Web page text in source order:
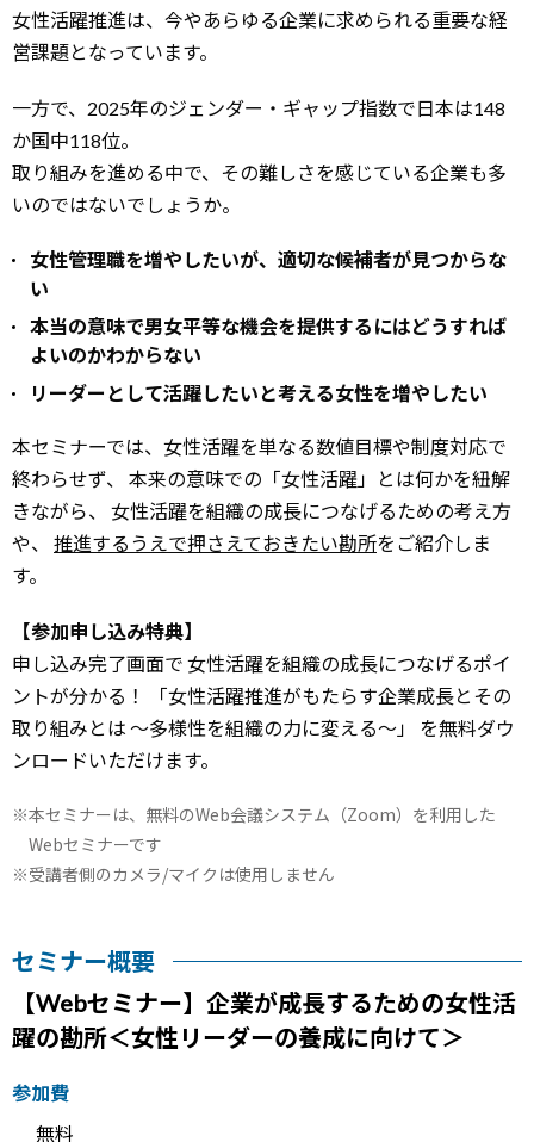
女性活躍推進は、今やあらゆる企業に求められる重要な経
営課題となっています。
一方で、2025年のジェンダー・ギャップ指数で日本は148
か国中118位。
取り組みを進める中で、その難しさを感じている企業も多
いのではないでしょうか。
女性管理職を増やしたいが、適切な候補者が見つからな
い
本当の意味で男女平等な機会を提供するにはどうすれば
よいのかわからない
リーダーとして活躍したいと考える女性を増やしたい
本セミナーでは、女性活躍を単なる数値目標や制度対応で
終わらせず、
本来の意味での「女性活躍」とは何かを紐解
きながら、
女性活躍を組織の成長につなげるための考え方
や、
推進するうえで押さえておきたい勘所をご紹介しま
す。
【参加申し込み特典】
申し込み完了画面で 女性活躍を組織の成長につなげるポイ
ントが分かる！
「女性活躍推進がもたらす企業成長とその
取り組みとは ～多様性を組織の力に変える～」
を無料ダウ
ンロードいただけます。
本セミナーは、無料のWeb会議システム（Zoom）を利用した
Webセミナーです
受講者側のカメラ/マイクは使用しません
セミナー概要
【Webセミナー】企業が成長するための女性活
躍の勘所＜女性リーダーの養成に向けて＞
参加費
無料